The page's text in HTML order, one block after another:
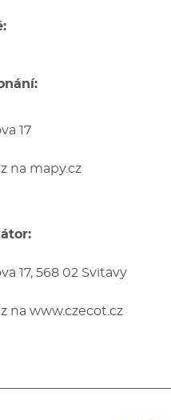
17
na mapy.cz
17, 568 02 Svitavy
na www.czecot.cz